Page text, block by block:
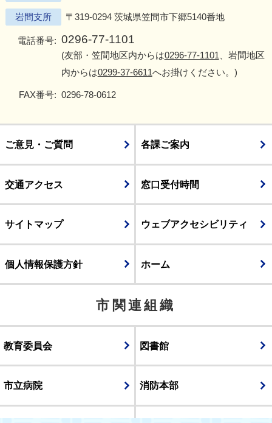
岩間支所 〒319-0294 茨城県笠間市下郷5140番地
電話番号: 0296-77-1101
(友部・笠間地区内からは0296-77-1101 、岩間地区
内からは0299-37-6611へお掛けください。)
FAX番号: 0296-78-0612
ご意見・ご質問 各課ご案内
交通アクセス 窓口受付時間
サイトマップ ウェブアクセシビリティ
個人情報保護方針 ホーム
市関連組織
教育委員会 図書館
市立病院 消防本部